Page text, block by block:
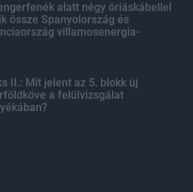
alatt négy óriáskábellel
össze Spanyolország és
villamosenergia-
II.: Mit jelent az 5. blokk új
a felülvizsgálat